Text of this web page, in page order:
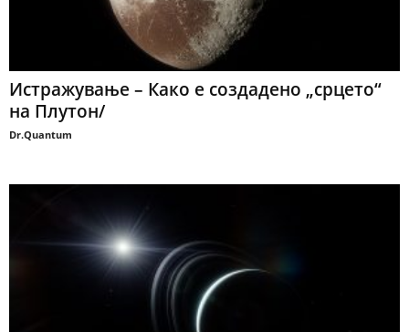
Истражување – Како е создадено „срцето“
на Плутон/
Dr.Quantum